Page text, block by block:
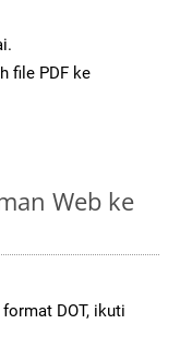
file PDF ke
Web ke
DOT, ikuti